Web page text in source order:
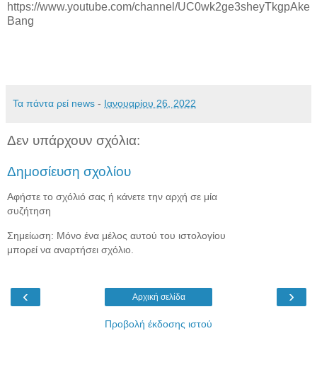
https://www.youtube.com/channel/UC0wk2ge3sheyTkgpAke
Bang
Τα πάντα ρεί news - Ιανουαρίου 26, 2022
Δεν υπάρχουν σχόλια:
Δημοσίευση σχολίου
Αφήστε το σχόλιό σας ή κάνετε την αρχή σε μία
συζήτηση
Σημείωση: Μόνο ένα μέλος αυτού του ιστολογίου
μπορεί να αναρτήσει σχόλιο.
‹ ›
Αρχική σελίδα
Προβολή έκδοσης ιστού